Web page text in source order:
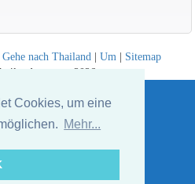
Cookies, um eine
Mehr...
Gehe nach Thailand| Um| Sitemap
- 2026